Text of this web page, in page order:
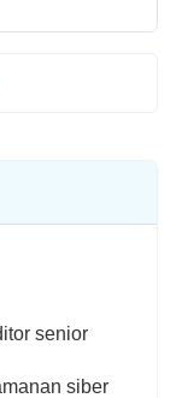
senior
siber